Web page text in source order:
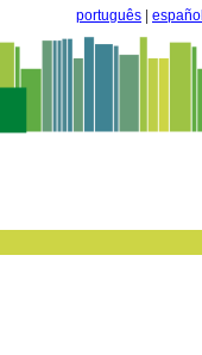
português español